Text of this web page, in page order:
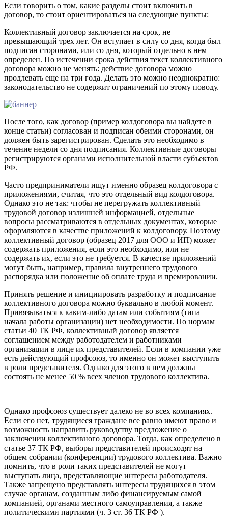
Если говорить о том, какие разделы стоит включить в
договор, то стоит ориентироваться на следующие пункты:
Коллективный договор заключается на срок, не
превышающий трех лет. Он вступает в силу со дня, когда был
подписан сторонами, или со дня, который отдельно в нем
определен. По истечении срока действия текст коллективного
договора можно не менять: действие договора можно
продлевать еще на три года. Делать это можно неоднократно:
законодательство не содержит ограничений по этому поводу.
После того, как договор (пример колдоговора вы найдете в
конце статьи) согласован и подписан обеими сторонами, он
должен быть зарегистрирован. Сделать это необходимо в
течение недели со дня подписания. Коллективные договоры
регистрируются органами исполнительной власти субъектов
РФ.
Часто предприниматели ищут именно образец колдоговора с
приложениями, считая, что это отдельный вид колдоговора.
Однако это не так: чтобы не перегружать коллективный
трудовой договор излишней информацией, отдельные
вопросы рассматриваются в отдельных документах, которые
оформляются в качестве приложений к колдоговору. Поэтому
коллективный договор (образец 2017 для ООО и ИП) может
содержать приложения, если это необходимо, или не
содержать их, если это не требуется. В качестве приложений
могут быть, например, правила внутреннего трудового
распорядка или положение об оплате труда и премировании.
Принять решение и инициировать разработку и подписание
коллективного договора можно буквально в любой момент.
Привязываться к каким-либо датам или событиям (типа
начала работы организации) нет необходимости. По нормам
статьи 40 ТК РФ, коллективный договор является
соглашением между работодателем и работниками
организации в лице их представителей. Если в компании уже
есть действующий профсоюз, то именно он может выступить
в роли представителя. Однако для этого в нем должны
состоять не менее 50 % всех членов трудового коллектива.
Однако профсоюз существует далеко не во всех компаниях.
Если его нет, трудящиеся граждане все равно имеют право и
возможность направить руководству предложение о
заключении коллективного договора. Тогда, как определено в
статье 37 ТК РФ, выборы представителей происходят на
общем собрании (конференции) трудового коллектива. Важно
помнить, что в роли таких представителей не могут
выступать лица, представляющие интересы работодателя.
Также запрещено представлять интересы трудящихся в этом
случае органам, созданным либо финансируемым самой
компанией, органами местного самоуправления, а также
политическими партиями (ч. 3 ст. 36 ТК РФ ).